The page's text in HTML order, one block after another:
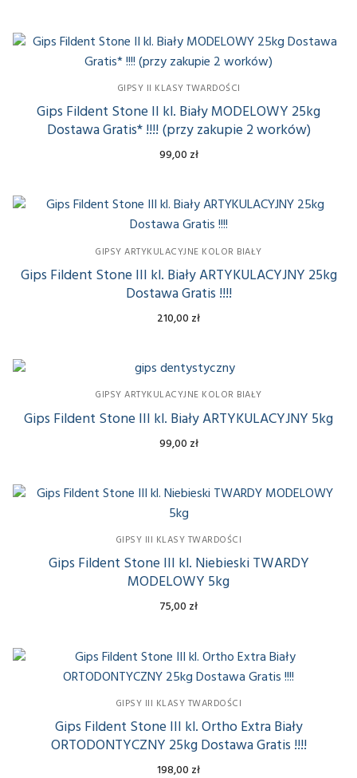
Mączka Dolomitowa 25 kg
Mączka Dolomitowa 50 kg
Mączka Dolomitowa 100 kg
GIPSY II KLASY TWARDOŚCI
Gips Fildent Stone II kl. Biały MODELOWY 25kg
Dostawa Gratis* !!!! (przy zakupie 2 worków)
99,00 zł
GIPSY ARTYKULACYJNE KOLOR BIAŁY
Gips Fildent Stone III kl. Biały ARTYKULACYJNY 25kg
Dostawa Gratis !!!!
210,00 zł
GIPSY ARTYKULACYJNE KOLOR BIAŁY
Gips Fildent Stone III kl. Biały ARTYKULACYJNY 5kg
99,00 zł
GIPSY III KLASY TWARDOŚCI
Gips Fildent Stone III kl. Niebieski TWARDY
MODELOWY 5kg
75,00 zł
GIPSY III KLASY TWARDOŚCI
Gips Fildent Stone III kl. Ortho Extra Biały
ORTODONTYCZNY 25kg Dostawa Gratis !!!!
198,00 zł